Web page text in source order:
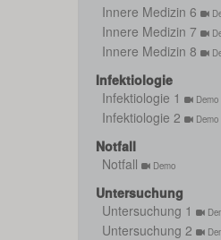
Innere Medizin 6
Innere Medizin 7
Innere Medizin 8
Infektiologie
Infektiologie 1
Demo
Infektiologie 2 Demo
Notfall
Notfall
Demo
Untersuchung
Untersuchung 1
Untersuchung 2